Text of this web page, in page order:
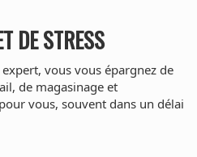
DE STRESS
vous vous épargnez de
de magasinage et
vous, souvent dans un délai